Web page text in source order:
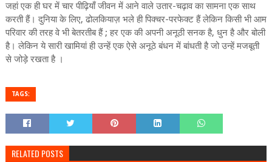
जहां एक ही घर में चार पीढ़ियाँ जीवन में आने वाले उतार-चढ़ाव का सामना एक साथ
करती हैं। दुनिया के लिए, ढोलकियाज़ भले ही पिक्चर-परफेक्ट हैं लेकिन किसी भी आम
परिवार की तरह वे भी बेतरतीब हैं ; हर एक की अपनी अनूठी सनक है, धुन है और बोली
है। लेकिन ये सारी खामियां ही उन्हें एक ऐसे अनूठे बंधन में बांधती है जो उन्हें मजबूती
से जोड़े रखता है ।
TAGS:
RELATED POSTS